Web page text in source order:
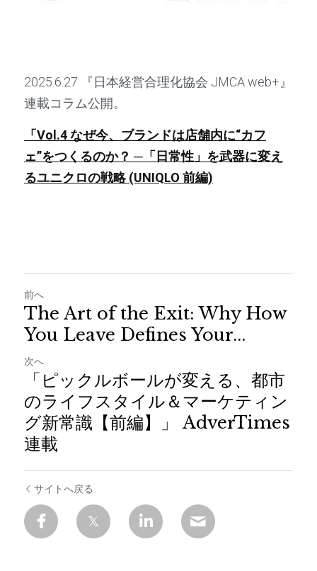
2025.6.27 『日本経営合理化協会 JMCA web+』
連載コラム公開。
「Vol.4 なぜ今、ブランドは店舗内に“カフ
ェ”をつくるのか？ ─「日常性」を武器に変え
るユニクロの戦略 (UNIQLO 前編)
前へ
The Art of the Exit: Why How
You Leave Defines Your...
次へ
「ピックルボールが変える、都市
のライフスタイル＆マーケティン
グ新常識【前編】」 AdverTimes
連載
サイトへ戻る